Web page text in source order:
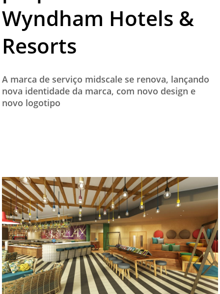
TESTADO E APROVADO
CONTATO
Wyndham Hotels &
Resorts
A marca de serviço midscale se renova, lançando
nova identidade da marca, com novo design e
novo logotipo